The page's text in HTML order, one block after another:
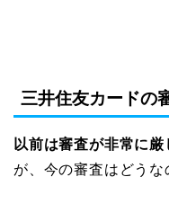
三井住友カードの
以前は審査が非常に
が、今の審査はどうな